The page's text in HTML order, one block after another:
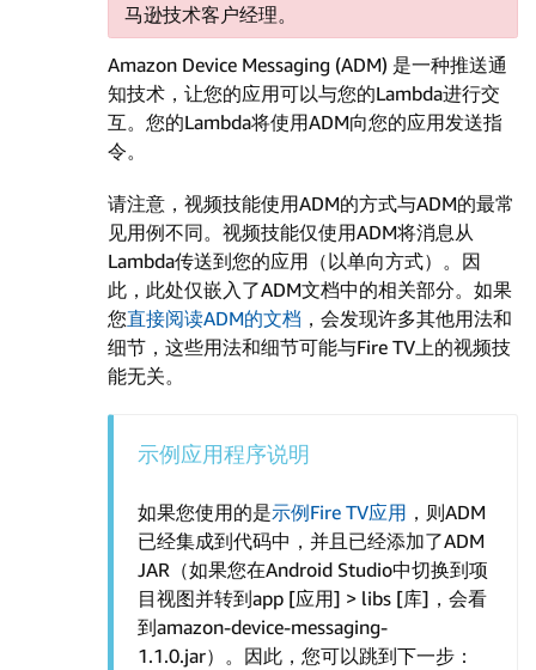
马逊技术客户经理。
Amazon Device Messaging (ADM) 是一种推送通
知技术，让您的应用可以与您的Lambda进行交
互。您的Lambda将使用ADM向您的应用发送指
令。
请注意，视频技能使用ADM的方式与ADM的最常
见用例不同。视频技能仅使用ADM将消息从
Lambda传送到您的应用（以单向方式）。因
此，此处仅嵌入了ADM文档中的相关部分。如果
您直接阅读ADM的文档 ，会发现许多其他用法和
细节，这些用法和细节可能与Fire TV上的视频技
能无关。
示例应用程序说明
如果您使用的是示例Fire TV应用 ，则ADM
已经集成到代码中，并且已经添加了ADM
JAR（如果您在Android Studio中切换到项
目视图并转到app [应用] > libs [库]，会看
到amazon-device-messaging-
1.1.0.jar）。因此，您可以跳到下一步：